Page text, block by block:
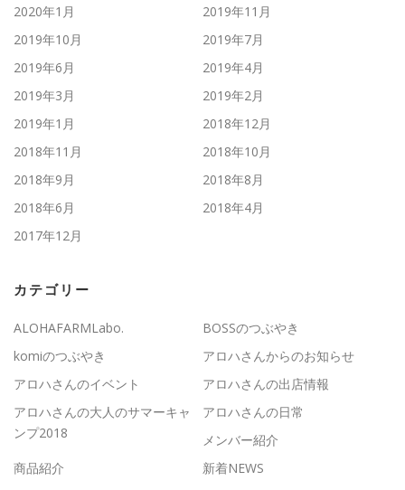
2020年1月
2019年11月
2019年10月
2019年7月
2019年6月
2019年4月
2019年3月
2019年2月
2019年1月
2018年12月
2018年11月
2018年10月
2018年9月
2018年8月
2018年6月
2018年4月
2017年12月
カテゴリー
ALOHAFARMLabo.
BOSSのつぶやき
komiのつぶやき
アロハさんからのお知らせ
アロハさんのイベント
アロハさんの出店情報
アロハさんの大人のサマーキャ
ンプ2018
アロハさんの日常
メンバー紹介
商品紹介
新着NEWS